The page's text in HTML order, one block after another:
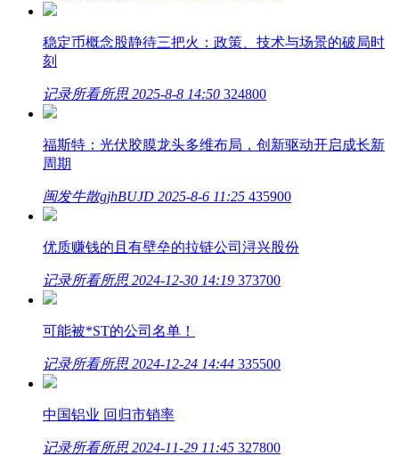
稳定币概念股静待三把火：政策、技术与场景的破局时
刻
记录所看所思 2025-8-8 14:50 324800
福斯特：光伏胶膜龙头多维布局，创新驱动开启成长新
周期
闽发牛散gjhBUJD 2025-8-6 11:25 435900
优质赚钱的且有壁垒的拉链公司浔兴股份
记录所看所思 2024-12-30 14:19 373700
可能被*ST的公司名单！
记录所看所思 2024-12-24 14:44 335500
中国铝业 回归市销率
记录所看所思 2024-11-29 11:45 327800